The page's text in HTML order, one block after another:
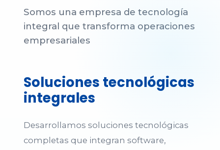
Somos una empresa de tecnología
integral que transforma operaciones
empresariales
Soluciones tecnológicas
integrales
Desarrollamos soluciones tecnológicas
completas que integran software,